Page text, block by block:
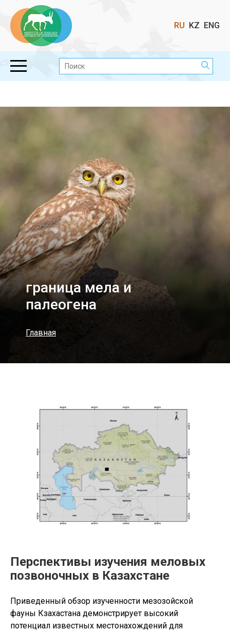
Выбор
RU KZ ENG
Поиск:
граница мела и
палеогена
Главная
Перспективы изучения меловых
позвоночных в Казахстане
Приведенный обзор изученности мезозойской
фауны Кзахастана демонстрирует высокий
потенциал известных местонахождений для